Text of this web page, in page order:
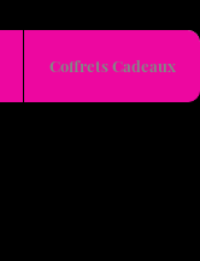
Coffrets Cadeaux